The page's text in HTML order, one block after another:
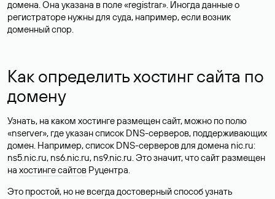
домена. Она указана в поле «registrar». Иногда данные о
регистраторе нужны для суда, например, если возник
доменный спор.
Как определить хостинг сайта по
домену
Узнать, на каком хостинге размещен сайт, можно по полю
«nserver», где указан список DNS-серверов, поддерживающих
домен. Например, список DNS-серверов для домена nic.ru:
ns5.nic.ru, ns6.nic.ru, ns9.nic.ru. Это значит, что сайт размещен
на хостинге сайтов Руцентра.
Это простой, но не всегда достоверный способ узнать